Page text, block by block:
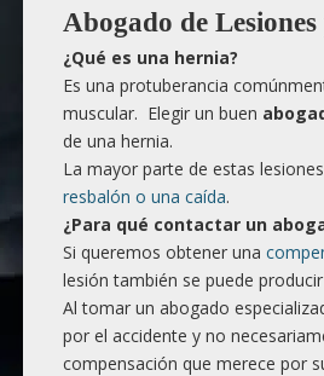
Abogado de
¿Qué es una hernia?
Es una protuberancia
muscular. Elegir un buen
de una hernia.
La mayor parte de estas
resbalón o una caída.
¿Para qué contactar un
Si queremos obtener una
lesión también se puede
Al tomar un abogado
por el accidente y no
compensación que merece por